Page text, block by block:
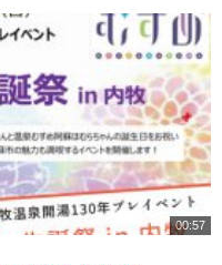
00:57